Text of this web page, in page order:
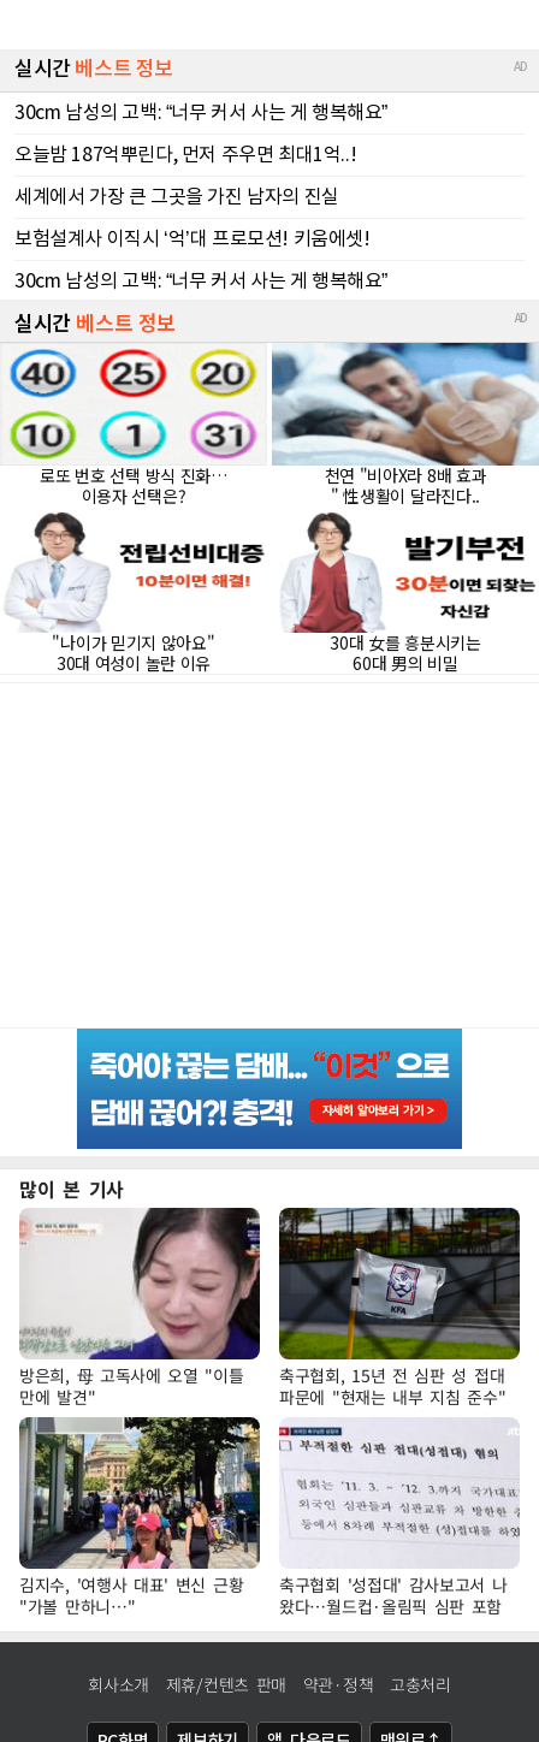
많이 본 기사
방은희, 母 고독사에 오열 "이틀
만에 발견"
축구협회, 15년 전 심판 성 접대
파문에 "현재는 내부 지침 준수"
김지수, '여행사 대표' 변신 근황
"가볼 만하니…"
축구협회 '성접대' 감사보고서 나
왔다…월드컵·올림픽 심판 포함
회사소개 제휴/컨텐츠 판매 약관·정책 고충처리